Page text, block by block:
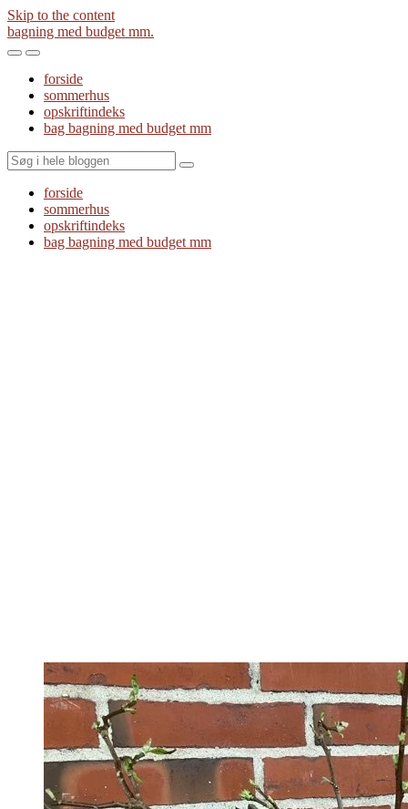
Skip to the content
bagning med budget mm.
Toggle
mobile
menu
Toggle
the
search
field
forside
sommerhus
opskriftindeks
bag bagning med budget mm
Search
forside
sommerhus
opskriftindeks
bag bagning med budget mm